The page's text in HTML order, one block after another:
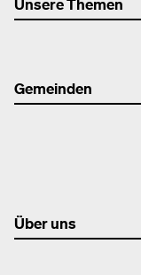
Gemeinden
Über uns